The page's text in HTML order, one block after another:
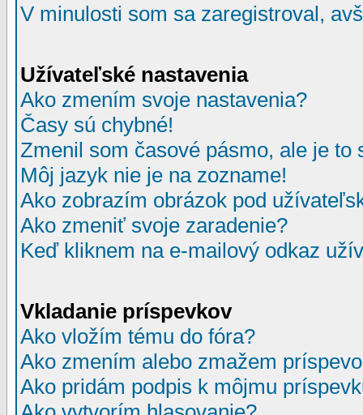
V minulosti som sa zaregistroval,
Užívateľské nastavenia
Ako zmením svoje nastavenia?
Časy sú chybné!
Zmenil som časové pásmo, ale je to
Môj jazyk nie je na zozname!
Ako zobrazím obrázok pod
Ako zmeniť svoje zaradenie?
Keď kliknem na e-mailový odkaz
Vkladanie príspevkov
Ako vložím tému do fóra?
Ako zmením alebo zmažem
Ako pridám podpis k môjmu